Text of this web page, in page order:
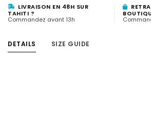
LIVRAISON EN 48H SUR
TAHITI ?
Commandez avant 13h
DETAILS SIZE GUIDE